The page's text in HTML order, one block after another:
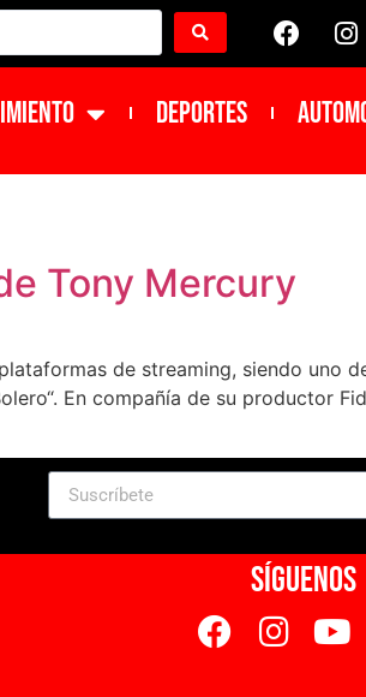
DEPORTES
Tony Mercury
de streaming, siendo uno
En compañía de su productor
SÍGUENOS